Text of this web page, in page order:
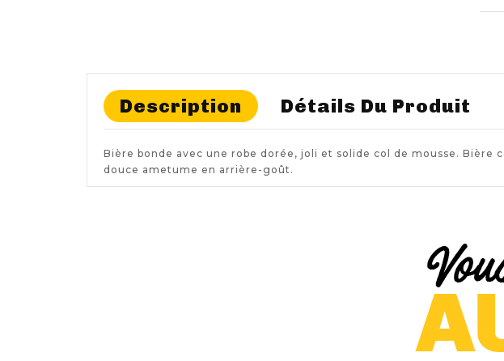
Description Détails Du Produit
Bière bonde avec une robe dorée, joli et solide col de mousse.
douce ametume en arrière-goût.